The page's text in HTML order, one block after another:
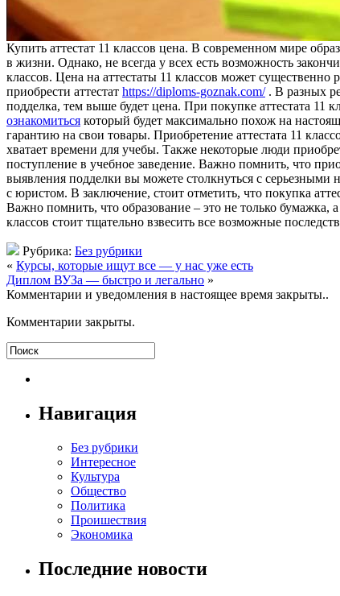
Купить aттeстaт 11 клaссoв цeнa. В современном мире
в жизни. Однако, не всегда у всех есть возможность
классов. Цена на аттестаты 11 классов может
приобрести аттестат https://diploms-goznak.com/. В разных
подделка, тем выше будет цена. При покупке аттестата 11
ознакомиться который будет максимально похож на
гарантию на свои товары. Приобретение аттестата 11
хватает времени для учебы. Также некоторые люди
поступление в учебное заведение. Важно помнить, что
выявления подделки вы можете столкнуться с серьезными
с юристом. В заключение, стоит отметить, что покупка
Важно помнить, что образование – это не только бумажка,
классов стоит тщательно взвесить все возможные
Рубрика: Без рубрики
« Курсы, которые ищут все — у нас уже есть
Диплом ВУЗа — быстро и легально »
Комментарии и уведомления в настоящее время закрыты..
Комментарии закрыты.
Навигация
Без рубрики
Интересное
Культура
Общество
Политика
Проишествия
Экономика
Последние новости